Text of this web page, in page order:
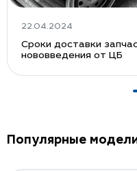
22.04.2024
Сроки доставки
нововведения от ЦБ
Популярные